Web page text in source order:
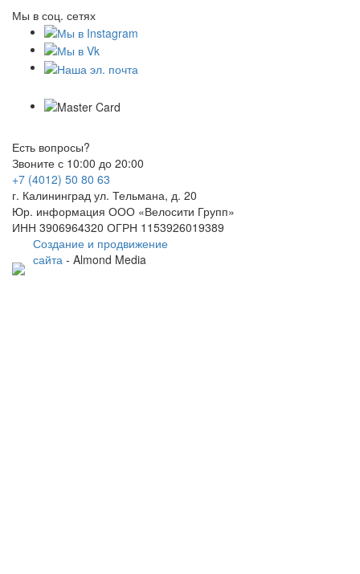
Мы в соц. сетях
Есть вопросы?
Звоните с 10:00 до 20:00
+7 (4012) 50 80 63
г. Калининград ул. Тельмана, д. 20
Юр. информация ООО «Велосити Групп»
ИНН 3906964320 ОГРН 1153926019389
Создание и продвижение
сайта - Almond Media